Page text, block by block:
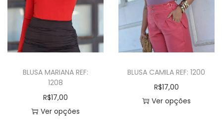
BLUSA MARIANA REF:
1208
R$17,00
Ver opções
BLUSA CAMILA REF: 1200
R$17,00
Ver opções